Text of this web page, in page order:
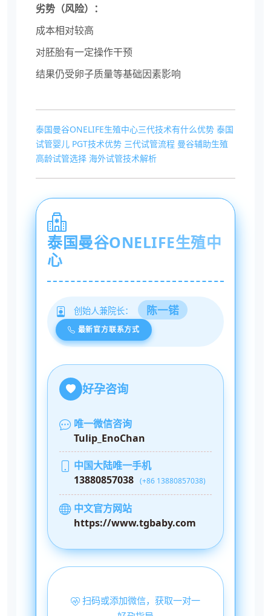
劣势（风险）：
成本相对较高
对胚胎有一定操作干预
结果仍受卵子质量等基础因素影响
泰国曼谷ONELIFE生殖中心三代技术有什么优势 泰国
试管婴儿 PGT技术优势 三代试管流程 曼谷辅助生殖
高龄试管选择 海外试管技术解析
泰国曼谷ONELIFE生殖中
心
创始人兼院长： 陈一锘
最新官方联系方式
好孕咨询
唯一微信咨询
Tulip_EnoChan
中国大陆唯一手机
13880857038 (+86 13880857038)
中文官方网站
https://www.tgbaby.com
扫码或添加微信，获取一对一